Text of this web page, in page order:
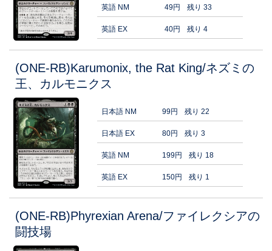
英語 NM 49円 残り 33
英語 EX 40円 残り 4
(ONE-RB)Karumonix, the Rat King/ネズミの
王、カルモニクス
日本語 NM 99円 残り 22
日本語 EX 80円 残り 3
英語 NM 199円 残り 18
英語 EX 150円 残り 1
(ONE-RB)Phyrexian Arena/ファイレクシアの
闘技場